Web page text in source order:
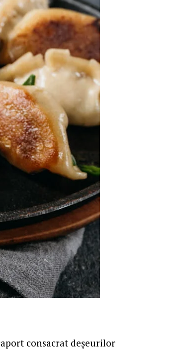
consacrat deșeurilor